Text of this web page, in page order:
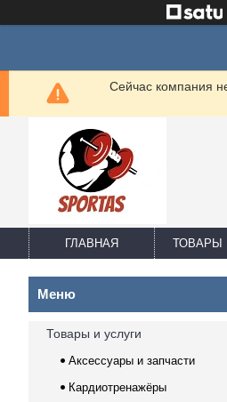
Сейчас компания
ГЛАВНАЯ ТОВАРЫ
Товары и услуги
Аксессуары и запчасти
Кардиотренажёры